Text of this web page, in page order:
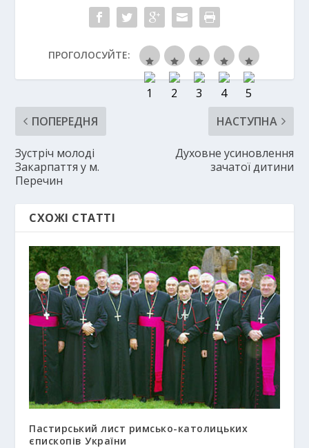
ПРОГОЛОСУЙТЕ:
ПОПЕРЕДНЯ
Зустріч молоді
Закарпаття у м.
Перечин
НАСТУПНА
Духовне усиновлення
зачатої дитини
СХОЖІ СТАТТІ
Пастирський лист римсько-католицьких
єпископів України